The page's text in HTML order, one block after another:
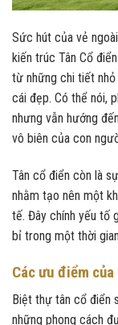
Sức hút của vẻ
kiến trúc Tân Cổ
từ những chi tiết
cái đẹp. Có thể nói,
nhưng vẫn hướng
vô biên của con
Tân cổ điển còn là
nhằm tạo nên một
tế. Đây chính yếu tố
bỉ trong một thời
Các ưu điểm
Biệt thự tân cổ điển
những phong cách